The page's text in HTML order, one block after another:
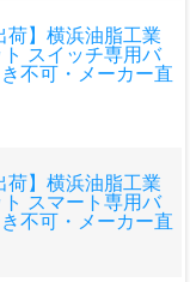
荷】横浜油脂工業
ト スイッチ専用バ
不可・メーカー直
荷】横浜油脂工業
ト スマート専用バ
不可・メーカー直